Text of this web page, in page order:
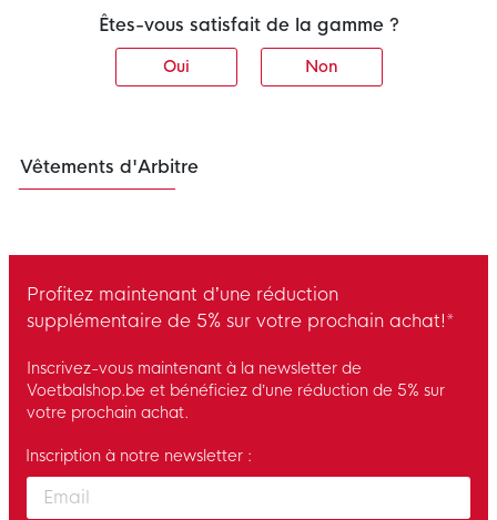
Êtes-vous satisfait de la gamme ?
Oui Non
Vêtements d'Arbitre
Profitez maintenant d’une réduction
supplémentaire de 5% sur votre prochain achat!*
Inscrivez-vous maintenant à la newsletter de
Voetbalshop.be et bénéficiez d’une réduction de 5% sur
votre prochain achat.
Enter your email and accept the privacy policy to subscribe to
Inscription à notre newsletter :